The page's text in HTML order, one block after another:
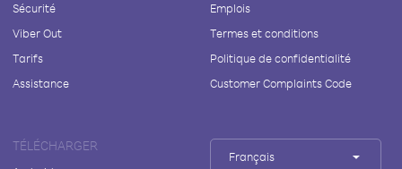
Sécurité
Viber Out
Tarifs
Assistance
Emplois
Termes et conditions
Politique de confidentialité
Customer Complaints Code
TÉLÉCHARGER
Français